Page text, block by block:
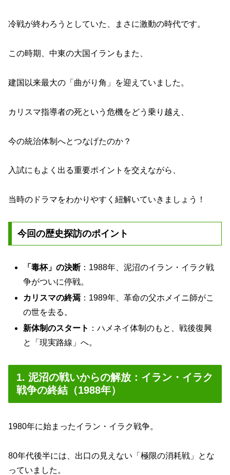
冷戦が終わろうとしていた、まさに激動の時代です。
この時期、中東の大国イランもまた、
建国以来最大の「曲がり角」を迎えていました。
カリスマ指導者の死という危機をどう乗り越え、
今の統治体制へとつなげたのか？
入試にもよく出る重要ポイントを交えながら、
当時のドラマをわかりやすく紐解いていきましょう！
今回の歴史探訪のポイント
「毒杯」の決断：1988年、泥沼のイラン・イラク戦
争がついに停戦。
カリスマの終焉 ：1989年、革命の父ホメイニ師がこ
の世を去る。
新体制のスタート ：ハメネイ体制のもと、戦後復興
と「現実路線」へ。
1. 泥沼の戦いからの解放：イラン・イラク
戦争の終結（1988年）
1980年に始まったイラン・イラク戦争。
80年代後半には、出口の見えない「極限の消耗戦」とな
っていました。